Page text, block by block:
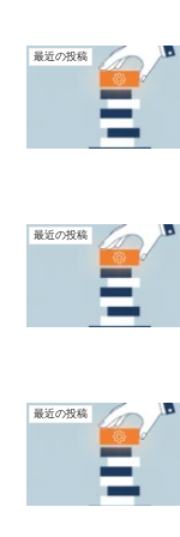
最近の投稿
最近の投稿
最近の投稿